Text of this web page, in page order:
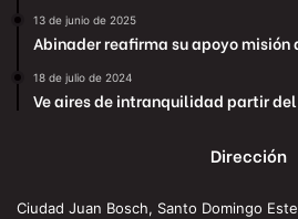
13 de junio de 2025
Abinader reafirma su apoyo misión
18 de julio de 2024
Ve aires de intranquilidad partir
Dirección
Ciudad Juan Bosch, Santo Domingo